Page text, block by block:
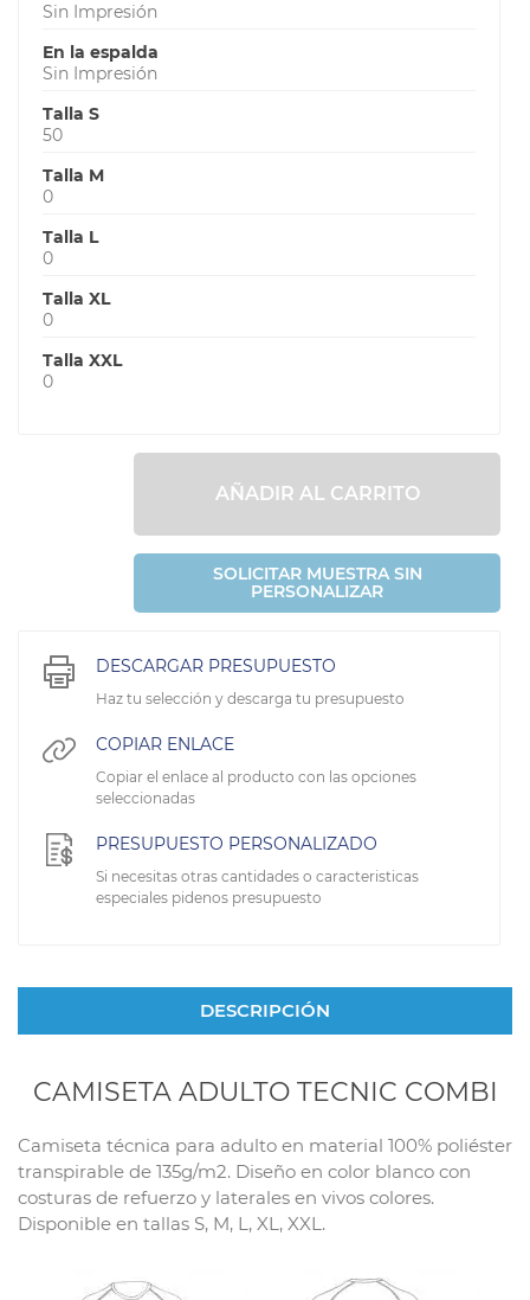
Sin Impresión
En la espalda
Sin Impresión
Talla S
50
Talla M
0
Talla L
0
Talla XL
0
Talla XXL
0
AÑADIR AL CARRITO
SOLICITAR MUESTRA SIN
PERSONALIZAR
DESCARGAR PRESUPUESTO
Haz tu selección y descarga tu presupuesto
COPIAR ENLACE
Copiar el enlace al producto con las opciones
seleccionadas
PRESUPUESTO PERSONALIZADO
Si necesitas otras cantidades o caracteristicas
especiales pidenos presupuesto
DESCRIPCIÓN
CAMISETA ADULTO TECNIC COMBI
Camiseta técnica para adulto en material 100% poliéster
transpirable de 135g/m2. Diseño en color blanco con
costuras de refuerzo y laterales en vivos colores.
Disponible en tallas S, M, L, XL, XXL.